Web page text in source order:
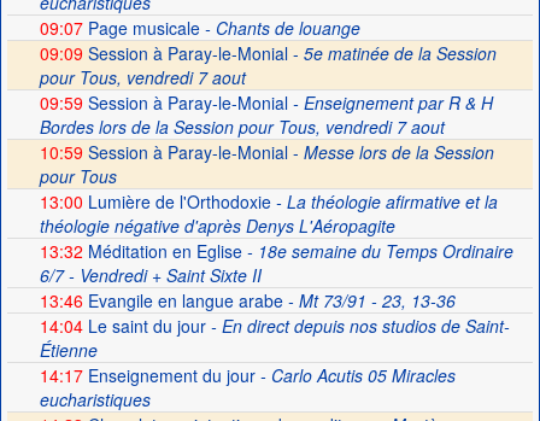
09:07Page musicale- Chants de louange
09:09 Session à Paray-le-Monial - 5e matinée de la Session
pour Tous, vendredi 7 aout
09:59Session à Paray-le-Monial- Enseignement par R & H
Bordes lors de la Session pour Tous, vendredi 7 aout
10:59 Session à Paray-le-Monial - Messe lors de la Session
pour Tous
13:00 Lumière de l'Orthodoxie- La théologie afirmative et la
théologie négative d'après Denys L'Aéropagite
13:32 Méditation en Eglise- 18e semaine du Temps Ordinaire
6/7 - Vendredi + Saint Sixte II
13:46Evangile en langue arabe- Mt 73/91 - 23, 13-36
14:04Le saint du jour- En direct depuis nos studios de Saint-
Étienne
14:17Enseignement du jour- Carlo Acutis 05 Miracles
eucharistiques